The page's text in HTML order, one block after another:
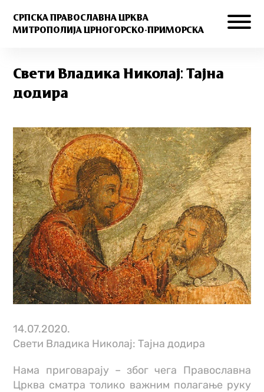
СРПСКА ПРАВОСЛАВНА ЦРКВА
МИТРОПОЛИЈА ЦРНОГОРСКО-ПРИМОРСКА
Свети Владика Николај: Тајна
додира
14.07.2020.
Свети Владика Николај: Тајна додира
Нама приговарају – због чега Православна
Црква сматра толико важним полагање руку